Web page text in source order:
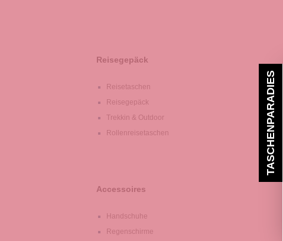
Reisegepäck
Reisetaschen
Reisegepäck
Trekkin & Outdoor
Rollenreisetaschen
Accessoires
Handschuhe
Regenschirme
TASCHENPARADIES